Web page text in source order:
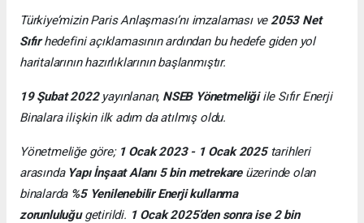
Türkiye’mizin Paris Anlaşması’nı imzalaması ve2053 Net
Sıfırhedefini açıklamasının ardından bu hedefe giden yol
haritalarının hazırlıklarının başlanmıştır.
19 Şubat 2022 yayınlanan, NSEB Yönetmeliğiile Sıfır Enerji
Binalara ilişkin ilk adım da atılmış oldu.
Yönetmeliğe göre; 1 Ocak 2023 - 1 Ocak 2025 tarihleri
arasında Yapı İnşaat Alanı 5 bin metrekare üzerinde olan
binalarda%5 Yenilenebilir Enerji kullanma
zorunluluğugetirildi. 1 Ocak 2025’den sonra ise 2 bin